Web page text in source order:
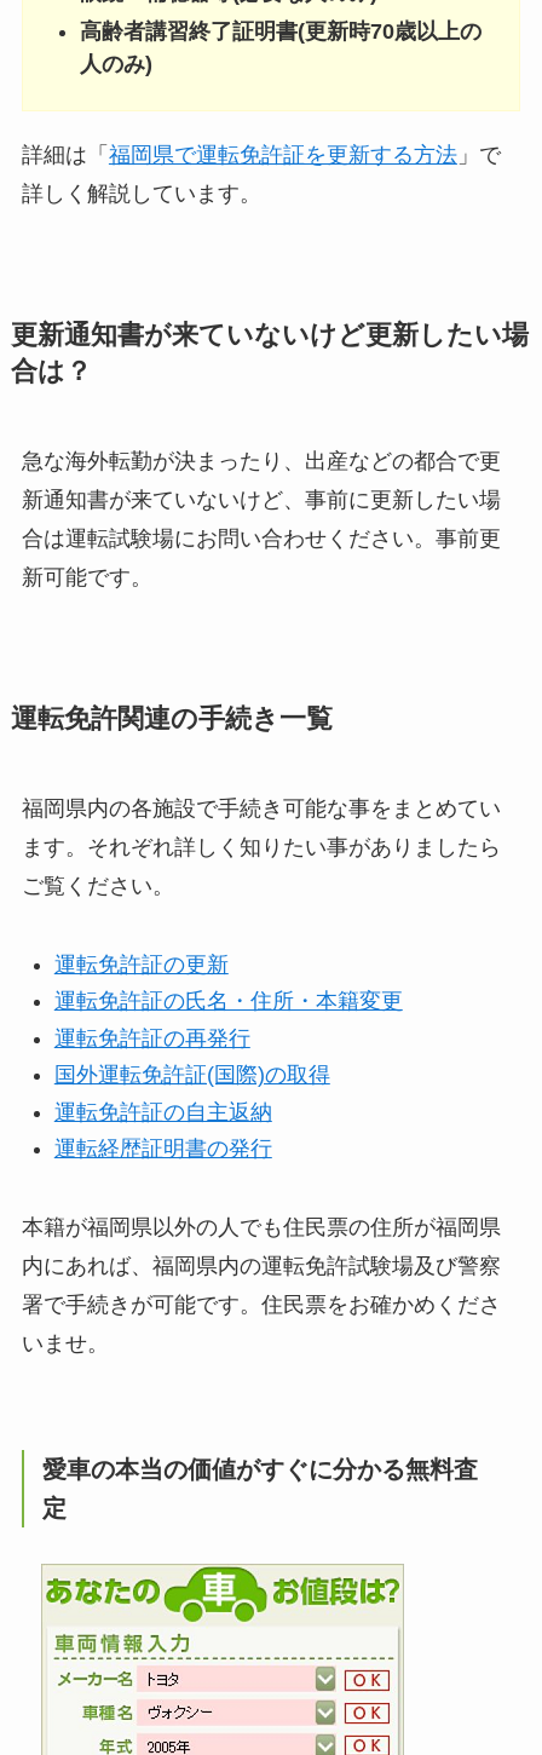
高齢者講習終了証明書(更新時70歳以上の
人のみ)
詳細は「 福岡県で運転免許証を更新する方法」で
詳しく解説しています。
更新通知書が来ていないけど更新したい場
合は？
急な海外転勤が決まったり、出産などの都合で更
新通知書が来ていないけど、事前に更新したい場
合は運転試験場にお問い合わせください。事前更
新可能です。
運転免許関連の手続き一覧
福岡県内の各施設で手続き可能な事をまとめてい
ます。それぞれ詳しく知りたい事がありましたら
ご覧ください。
運転免許証の更新
運転免許証の氏名・住所・本籍変更
運転免許証の再発行
国外運転免許証(国際)の取得
運転免許証の自主返納
運転経歴証明書の発行
本籍が福岡県以外の人でも住民票の住所が福岡県
内にあれば、福岡県内の運転免許試験場及び警察
署で手続きが可能です。住民票をお確かめくださ
いませ。
愛車の本当の価値がすぐに分かる無料査
定